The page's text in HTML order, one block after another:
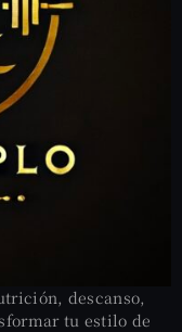
descanso,
tu estilo de